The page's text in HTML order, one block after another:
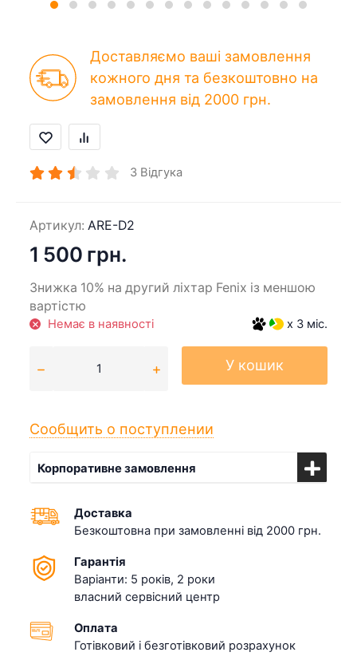
Доставляємо ваші замовлення
кожного дня та безкоштовно на
замовлення від 2000 грн.
3 Відгука
Артикул: ARE-D2
1 500 грн.
Знижка 10% на другий ліхтар Fenix із меншою
вартістю
Немає в наявності x 3 міс.
У кошик
Сообщить о поступлении
Корпоративне замовлення
Доставка
Безкоштовна при замовленні від 2000 грн.
Гарантія
Варіанти: 5 років, 2 роки
власний сервісний центр
Оплата
Готівковий і безготівковий розрахунок